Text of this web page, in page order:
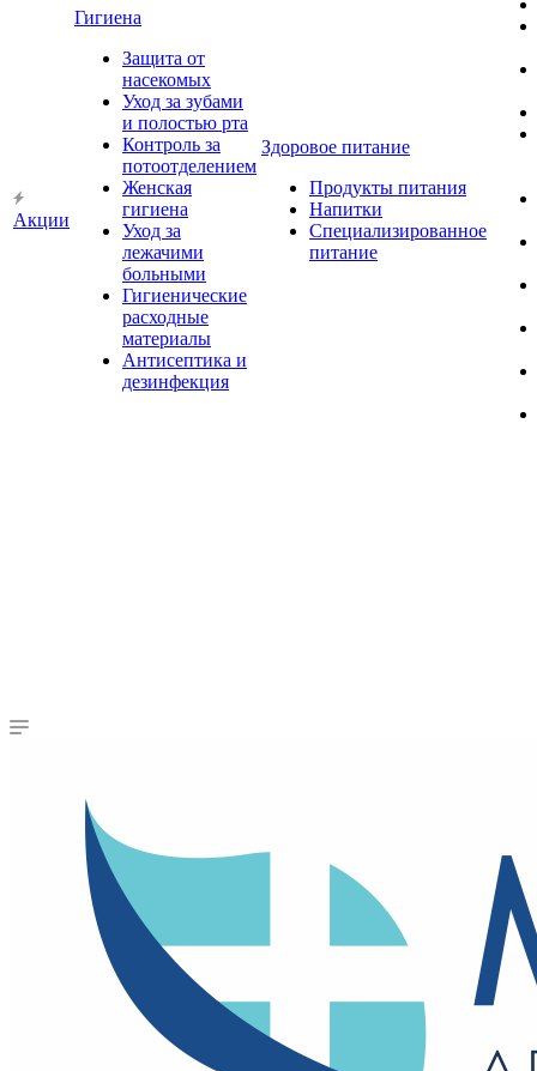
Акции
Гигиена
Защита от
насекомых
Уход за зубами
и полостью рта
Контроль за
потоотделением
Женская
гигиена
Уход за
лежачими
больными
Гигиенические
расходные
материалы
Антисептика и
дезинфекция
Здоровое питание
Продукты питания
Напитки
Специализированное
питание